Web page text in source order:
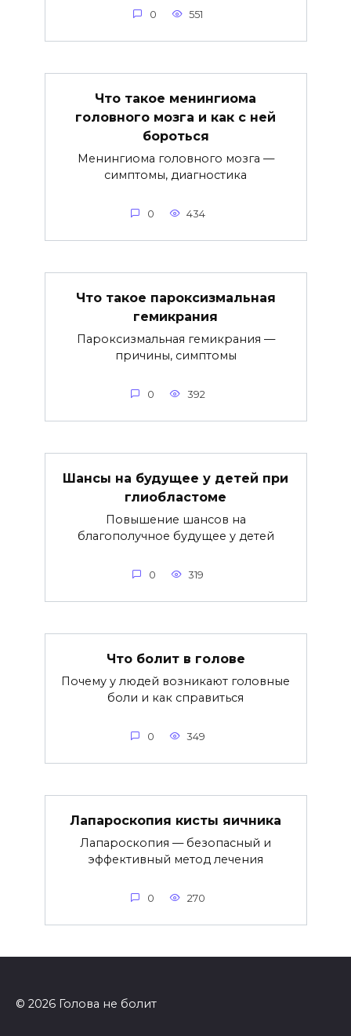
0 551
Что такое менингиома
головного мозга и как с ней
бороться
Менингиома головного мозга —
симптомы, диагностика
0 434
Что такое пароксизмальная
гемикрания
Пароксизмальная гемикрания —
причины, симптомы
0 392
Шансы на будущее у детей при
глиобластоме
Повышение шансов на
благополучное будущее у детей
0 319
Что болит в голове
Почему у людей возникают головные
боли и как справиться
0 349
Лапароскопия кисты яичника
Лапароскопия — безопасный и
эффективный метод лечения
0 270
© 2026 Голова не болит